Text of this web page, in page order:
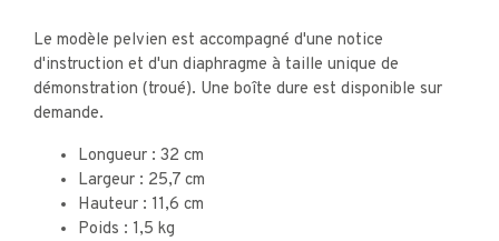
Le modèle pelvien est accompagné d'une notice
d'instruction et d'un diaphragme à taille unique de
démonstration (troué). Une boîte dure est disponible sur
demande.
Longueur : 32 cm
Largeur : 25,7 cm
Hauteur : 11,6 cm
Poids : 1,5 kg